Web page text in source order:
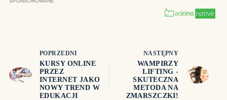
POPRZEDNI
KURSY ONLINE
PRZEZ
INTERNET JAKO
NOWY TREND W
EDUKACJI
NASTĘPNY
WAMPIRZY
LIFTING -
SKUTECZNA
METODA NA
ZMARSZCZKI!